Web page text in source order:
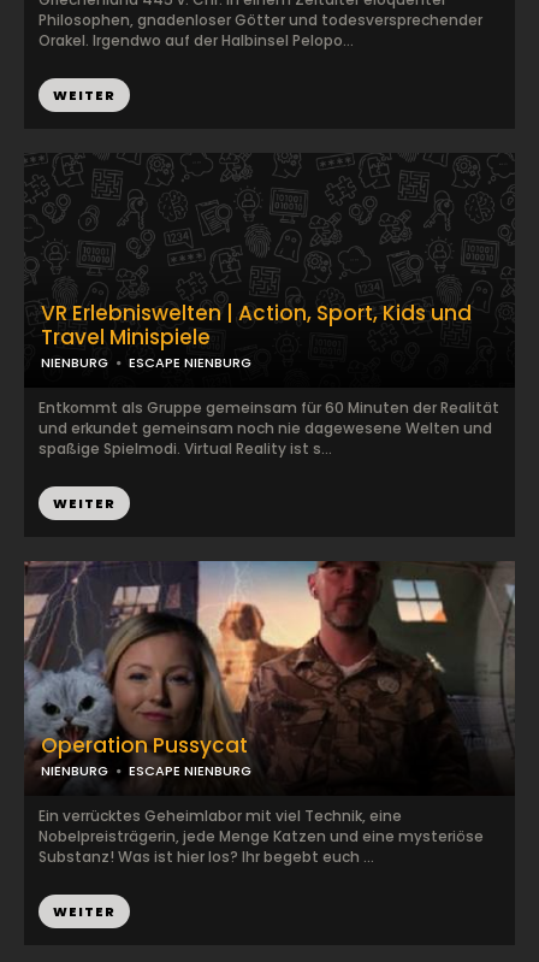
VR Erlebniswelten | Action, Sport, Kids und
Travel Minispiele
NIENBURG ESCAPE NIENBURG
Entkommt als Gruppe gemeinsam für 60 Minuten der Realität
und erkundet gemeinsam noch nie dagewesene Welten und
spaßige Spielmodi. Virtual Reality ist s...
WEITER
Philosophen, gnadenloser Götter und todesversprechender
Orakel. Irgendwo auf der Halbinsel Pelopo...
WEITER
Operation Pussycat
NIENBURG ESCAPE NIENBURG
Ein verrücktes Geheimlabor mit viel Technik, eine
Nobelpreisträgerin, jede Menge Katzen und eine mysteriöse
Substanz! Was ist hier los? Ihr begebt euch ...
WEITER